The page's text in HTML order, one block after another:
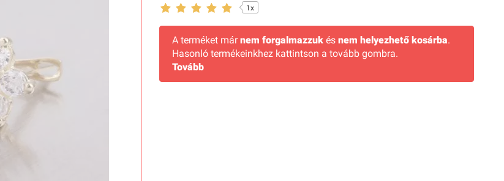
1x
A terméket márnem forgalmazzukés nem helyezhető kosárba.
Hasonló termékeinkhez kattintson a tovább gombra.
Tovább